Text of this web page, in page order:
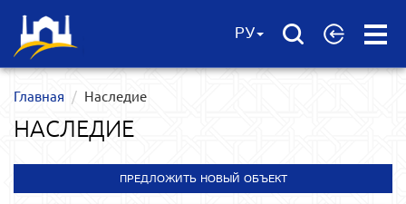
Open
РУ
Главная Наследие
НАСЛЕДИЕ
ПРЕДЛОЖИТЬ НОВЫЙ ОБЪЕКТ